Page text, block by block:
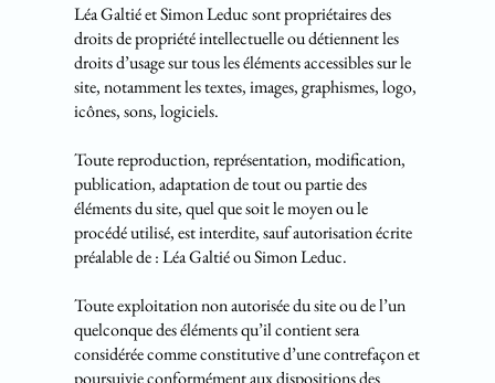
Léa Galtié et Simon Leduc sont propriétaires des
droits de propriété intellectuelle ou détiennent les
droits d’usage sur tous les éléments accessibles sur le
site, notamment les textes, images, graphismes, logo,
icônes, sons, logiciels.
Toute reproduction, représentation, modification,
publication, adaptation de tout ou partie des
éléments du site, quel que soit le moyen ou le
procédé utilisé, est interdite, sauf autorisation écrite
préalable de : Léa Galtié ou Simon Leduc.
Toute exploitation non autorisée du site ou de l’un
quelconque des éléments qu’il contient sera
considérée comme constitutive d’une contrefaçon et
poursuivie conformément aux dispositions des